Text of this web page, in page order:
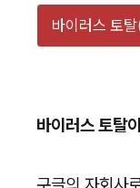
바이러스 토
바이러스 토탈